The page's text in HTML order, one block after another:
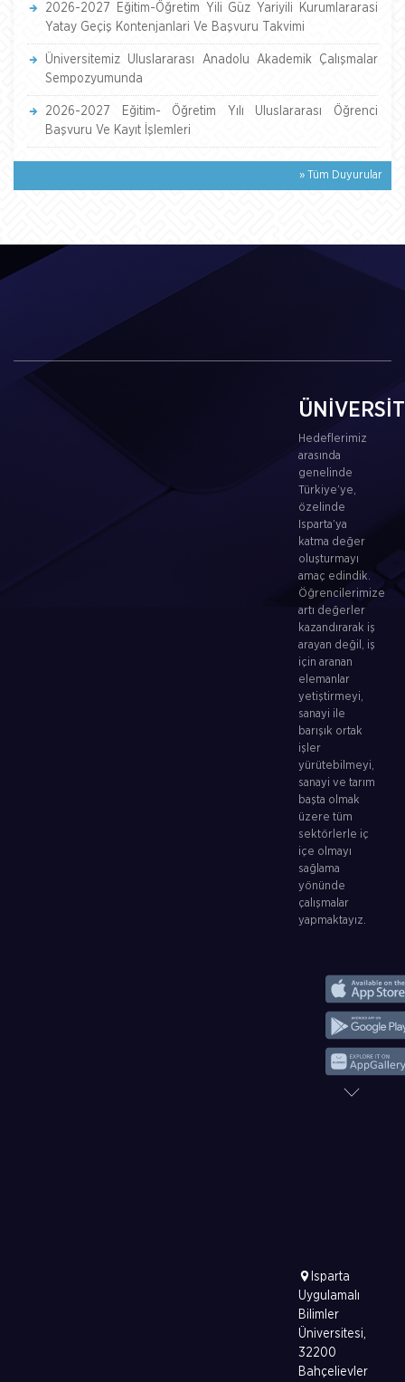
2026-2027 Eğitim-Öğretim Yili Güz Yariyili Kurumlararasi
Yatay Geçiş Kontenjanlari Ve Başvuru Takvimi
Üniversitemiz Uluslararası Anadolu Akademik Çalışmalar
Sempozyumunda
2026-2027 Eğitim- Öğretim Yılı Uluslararası Öğrenci
Başvuru Ve Kayıt İşlemleri
» Tüm Duyurular
Hedeflerimiz
arasında
genelinde
Türkiye’ye,
özelinde
Isparta’ya
katma değer
oluşturmayı
amaç edindik.
Öğrencilerimize
artı değerler
kazandırarak iş
arayan değil, iş
için aranan
elemanlar
yetiştirmeyi,
sanayi ile
barışık ortak
işler
yürütebilmeyi,
sanayi ve tarım
başta olmak
üzere tüm
sektörlerle iç
içe olmayı
sağlama
yönünde
çalışmalar
yapmaktayız.
Isparta
Uygulamalı
Bilimler
Üniversitesi,
32200
Bahçelievler